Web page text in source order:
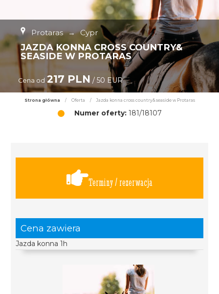
Protaras → Cypr
JAZDA KONNA CROSS COUNTRY&
SEASIDE W PROTARAS
Cena od 217 PLN / 50 EUR
Strona główna / Oferta / Jazda konna cross country& seaside w Protaras
Numer oferty:181/18107
Terminy / rezerwacja
Cena zawiera
Jazda konna 1h